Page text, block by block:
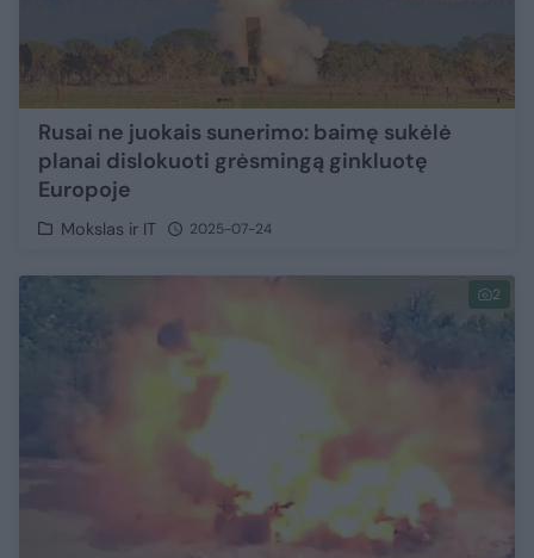
Rusai ne juokais sunerimo: baimę sukėlė
planai dislokuoti grėsmingą ginkluotę
Europoje
Mokslas ir IT 2025-07-24
2